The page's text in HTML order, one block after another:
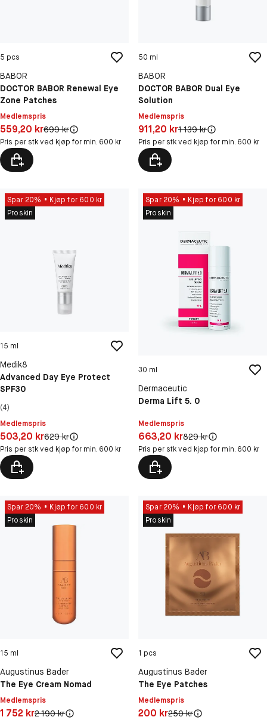
5 pcs
BABOR
DOCTOR BABOR Renewal Eye
Zone Patches
Medlemspris
Pris: 559,20 kr
559,20 krOriginal pris:
699 kr
Pris per stk ved kjøp for min. 600 kr
50 ml
BABOR
DOCTOR BABOR Dual Eye
Solution
Medlemspris
Pris: 911,20 kr
911,20 krOriginal pris:
1 139 kr
Pris per stk ved kjøp for min. 600 kr
Spar 20%
Kjøp for 600 kr
Proskin
15 ml
Medik8
Advanced Day Eye Protect
SPF30
(4)
Medlemspris
Pris: 503,20 kr
503,20 krOriginal pris:
629 kr
Pris per stk ved kjøp for min. 600 kr
Spar 20%
Kjøp for 600 kr
Proskin
30 ml
Dermaceutic
Derma Lift 5. 0
Medlemspris
Pris: 663,20 kr
663,20 krOriginal pris:
829 kr
Pris per stk ved kjøp for min. 600 kr
Spar 20%
Kjøp for 600 kr
Proskin
15 ml
Augustinus Bader
The Eye Cream Nomad
Medlemspris
Pris: 1 752 kr
1 752 krOriginal pris:
2 190 kr
Spar 20%
Kjøp for 600 kr
Proskin
1 pcs
Augustinus Bader
The Eye Patches
Medlemspris
Pris: 200 kr
200 krOriginal pris:
250 kr